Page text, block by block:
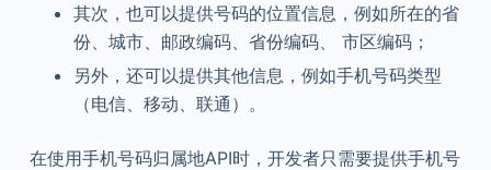
其次，也可以提供号码的位置信息，例如所在的省
份、城市、邮政编码、省份编码、 市区编码；
另外，还可以提供其他信息，例如手机号码类型
（电信、移动、联通）。
在使用手机号码归属地API时，开发者只需要提供手机号